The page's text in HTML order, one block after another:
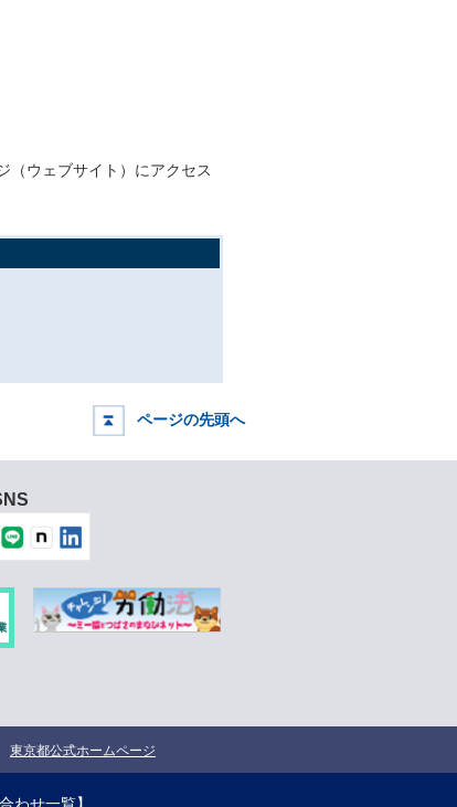
（ウェブサイト）にアクセス
ページの先頭へ
東京都公式ホームページ
わせ一覧】